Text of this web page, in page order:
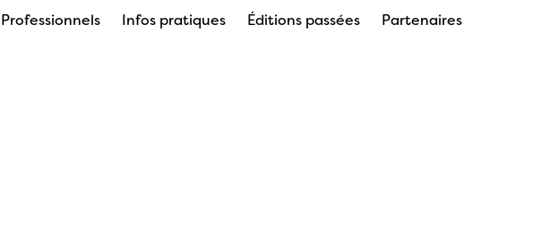
Professionnels Infos pratiques Éditions passées Partenaires